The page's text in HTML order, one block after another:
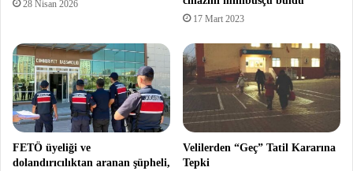
28 Nisan 2026
17 Mart 2023
FETÖ üyeliği ve
dolandırıcılıktan aranan şüpheli,
Velilerden “Geç” Tatil Kararına
Tepki